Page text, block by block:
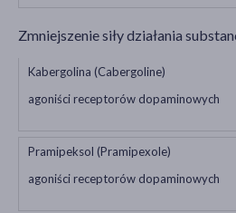
Zmniejszenie siły działania
Kabergolina (Cabergoline)
agoniści receptorów dopaminowych
Pramipeksol (Pramipexole)
agoniści receptorów dopaminowych